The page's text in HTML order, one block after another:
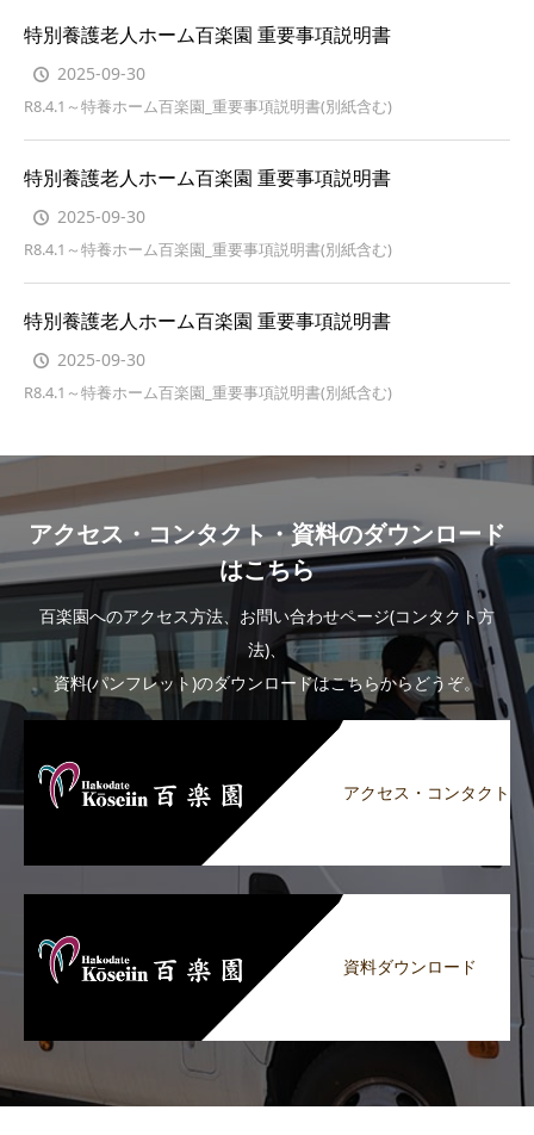
特別養護老人ホーム百楽園 重要事項説明書
2025-09-30
R8.4.1～特養ホーム百楽園_重要事項説明書(別紙含む)
特別養護老人ホーム百楽園 重要事項説明書
2025-09-30
R8.4.1～特養ホーム百楽園_重要事項説明書(別紙含む)
特別養護老人ホーム百楽園 重要事項説明書
2025-09-30
R8.4.1～特養ホーム百楽園_重要事項説明書(別紙含む)
アクセス・コンタクト・資料のダウンロード
はこちら
百楽園へのアクセス方法、お問い合わせページ(コンタクト方
法)、
資料(パンフレット)のダウンロードはこちらからどうぞ。
アクセス・コンタクト
資料ダウンロード